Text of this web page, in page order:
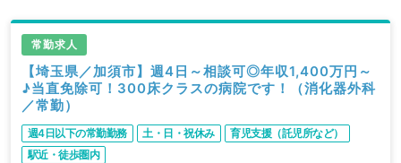
常勤求人
【埼玉県／加須市】週4日～相談可◎年収1,400万円～
♪当直免除可！300床クラスの病院です！（消化器外科
／常勤）
週4日以下の常勤勤務 土・日・祝休み
育児支援（託児所など）
駅近・徒歩圏内